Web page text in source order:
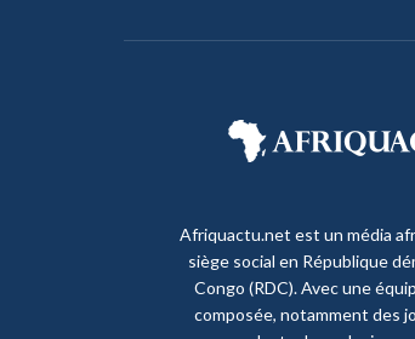
Afriquactu.net est un média
siège social en République
Congo (RDC). Avec une
composée, notamment des